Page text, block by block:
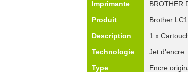
Imprimante
BROTHER
Produit
Brother
Description
1 x
Technologie
Jet d'encre
Type
Encre